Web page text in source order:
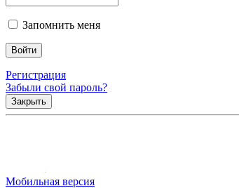
Запомнить меня
Регистрация
Забыли свой пароль?
Закрыть
Мобильная версия